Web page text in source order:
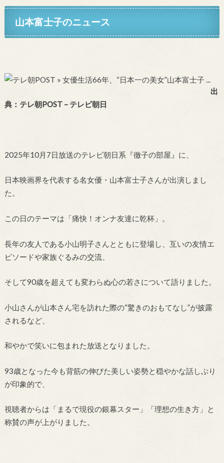
山本富士子のニュース
出
典：テレ朝POST – テレビ朝日
2025年10月7日放送のテレビ朝日系『徹子の部屋』に、
日本映画界を代表する名女優・山本富士子さんが出演しまし
た。
この日のテーマは「痛快！オンナ友達に乾杯」。
長年の友人である小山明子さんとともに登場し、互いの友情エ
ピソードや家族ぐるみの交流、
そして90歳を超えても変わらぬ心の若さについて語りました。
小山さんが山本さん宅を訪れた際の“驚きのおもてなし”が披露
されるなど、
和やかで笑いに包まれた放送となりました。
93歳となった今も背筋の伸びた美しい姿勢と穏やかな話しぶり
が印象的で、
視聴者からは「まるで現役の銀幕スター」「理想の生き方」と
称賛の声が上がりました。